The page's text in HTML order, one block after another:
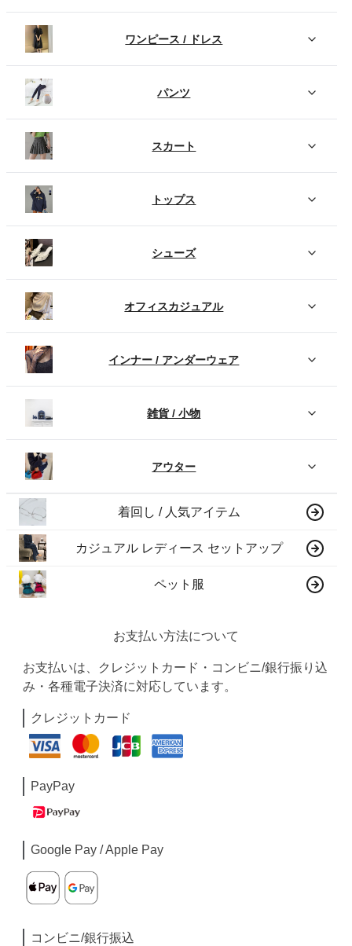
ワンピース / ドレス
パンツ
スカート
トップス
シューズ
オフィスカジュアル
インナー / アンダーウェア
雑貨 / 小物
アウター
着回し / 人気アイテム
カジュアル レディース セットアップ
ペット服
お支払い方法について
お支払いは、クレジットカード・コンビニ/銀行振り込
み・各種電子決済に対応しています。
クレジットカード
PayPay
Google Pay / Apple Pay
コンビニ/銀行振込